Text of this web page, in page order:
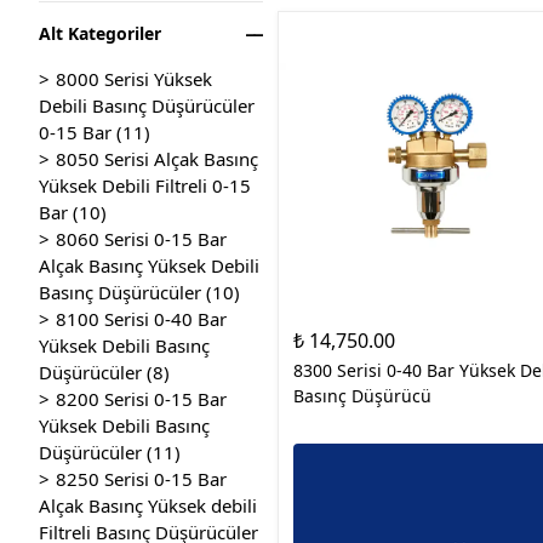
2600 Serisi Yüksek Basınç
2100 SM Serisi Basınç
Düşürücüler
2150 SM Serisi Basınç
Hamlaçları (Oksijen -
Kesme Lüleleri (Oksijen -
Kesme Lüleleri (Oksijen -
Kaynak ve Tavlama Lüleleri
Asetilen
Tavlama Lüleleri Propan
MNF 8300 Serisi Yüksek
Debili Gaz Manifoldu 0-40
MNF 8100 Serisi Yüksek
Debili Gaz Manifoldu
Tortu Tutucular
Alt Kategoriler
8000 Serisi Yüksek
Debili Basınç Düşürücüler
0-15 Bar (11)
8050 Serisi Alçak Basınç
Yüksek Debili Filtreli 0-15
Bar (10)
8060 Serisi 0-15 Bar
Alçak Basınç Yüksek Debili
Basınç Düşürücüler (10)
8100 Serisi 0-40 Bar
Yüksek Debili Basınç
Düşürücüler (8)
8200 Serisi 0-15 Bar
Yüksek Debili Basınç
Düşürücüler (11)
8250 Serisi 0-15 Bar
Alçak Basınç Yüksek debili
Filtreli Basınç Düşürücüler
₺ 14,750.00
8300 Serisi 0-40 Bar Yüksek
Basınç Düşürücü